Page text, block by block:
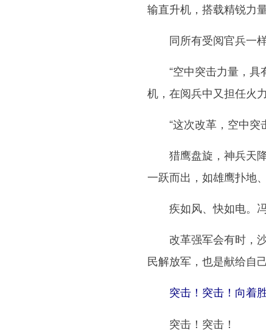
输直升机，搭载精锐力
同所有受阅官兵一样
“空中突击力量，具
机，在阅兵中又担任火
“这次改革，空中突击
猎鹰盘旋，神兵天降
一跃而出，如雄鹰扑地
疾如风、快如电。冯
改革强军会有时，沙
民解放军，也是献给自
突击！突击！向着胜
突击！突击！